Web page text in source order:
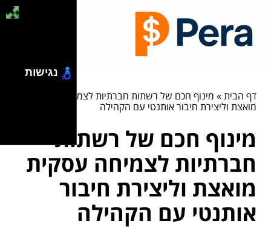
דף הבית» מינוף חכם של רשתות חברתיות לצמיחה עסקית
מואצת וליצירת חיבור אותנטי עם הקהילה
מינוף חכם של רשתות
חברתיות לצמיחה עסקית
מואצת וליצירת חיבור
אותנטי עם הקהילה
נגישות